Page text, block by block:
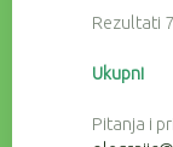
Rezultati
Ukupni
Pitanja i